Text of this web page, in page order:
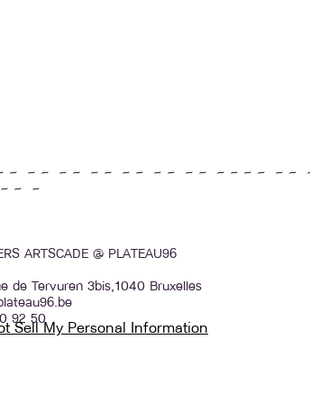
~ ~ ~ ~ ~ ~ ~ ~ ~ ~ ~ ~ ~ ~ ~ ~ ~ ~
~ ~
ARTSCADE @ PLATEAU96
de Tervuren 3bis,1040 Bruxelles
92 50
Sell My Personal Information